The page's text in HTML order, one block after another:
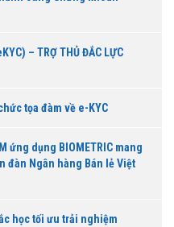
– TRỢ THỦ ĐẮC LỰC
tọa đàm về e-KYC
ứng dụng BIOMETRIC mang
đàn Ngân hàng Bán lẻ Việt
học tối ưu trải nghiệm